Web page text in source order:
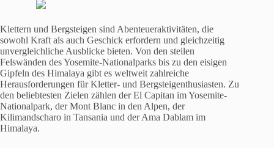
Klettern und Bergsteigen sind Abenteueraktivitäten, die
sowohl Kraft als auch Geschick erfordern und gleichzeitig
unvergleichliche Ausblicke bieten. Von den steilen
Felswänden des Yosemite-Nationalparks bis zu den eisigen
Gipfeln des Himalaya gibt es weltweit zahlreiche
Herausforderungen für Kletter- und Bergsteigenthusiasten. Zu
den beliebtesten Zielen zählen der El Capitan im Yosemite-
Nationalpark, der Mont Blanc in den Alpen, der
Kilimandscharo in Tansania und der Ama Dablam im
Himalaya.